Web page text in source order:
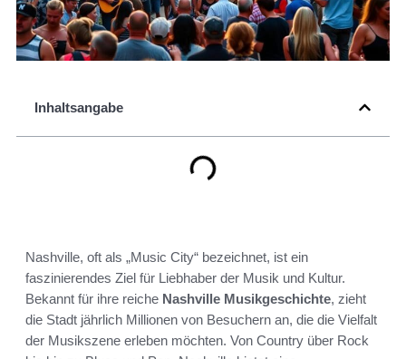
Inhaltsangabe
Nashville, oft als „Music City“ bezeichnet, ist ein
faszinierendes Ziel für Liebhaber der Musik und Kultur.
Bekannt für ihre reiche Nashville Musikgeschichte, zieht
die Stadt jährlich Millionen von Besuchern an, die die Vielfalt
der Musikszene erleben möchten. Von Country über Rock